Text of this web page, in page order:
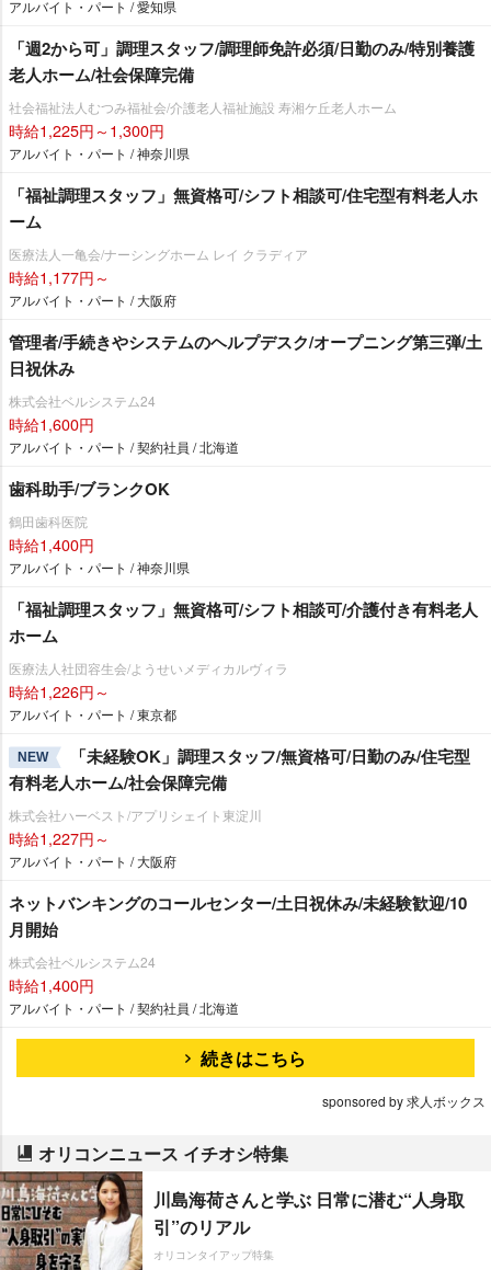
アルバイト・パート / 愛知県
「週2から可」調理スタッフ/調理師免許必須/日勤のみ/特別養護
老人ホーム/社会保障完備
社会福祉法人むつみ福祉会/介護老人福祉施設 寿湘ケ丘老人ホーム
時給1,225円～1,300円
アルバイト・パート / 神奈川県
「福祉調理スタッフ」無資格可/シフト相談可/住宅型有料老人ホ
ーム
医療法人一亀会/ナーシングホーム レイ クラディア
時給1,177円～
アルバイト・パート / 大阪府
管理者/手続きやシステムのヘルプデスク/オープニング第三弾/土
日祝休み
株式会社ベルシステム24
時給1,600円
アルバイト・パート / 契約社員 / 北海道
歯科助手/ブランクOK
鶴田歯科医院
時給1,400円
アルバイト・パート / 神奈川県
「福祉調理スタッフ」無資格可/シフト相談可/介護付き有料老人
ホーム
医療法人社団容生会/ようせいメディカルヴィラ
時給1,226円～
アルバイト・パート / 東京都
NEW
「未経験OK」調理スタッフ/無資格可/日勤のみ/住宅型
有料老人ホーム/社会保障完備
株式会社ハーベスト/アプリシェイト東淀川
時給1,227円～
アルバイト・パート / 大阪府
ネットバンキングのコールセンター/土日祝休み/未経験歓迎/10
月開始
株式会社ベルシステム24
時給1,400円
アルバイト・パート / 契約社員 / 北海道
続きはこちら
sponsored by 求人ボックス
オリコンニュース イチオシ特集
川島海荷さんと学ぶ 日常に潜む“人身取
引”のリアル
オリコンタイアップ特集